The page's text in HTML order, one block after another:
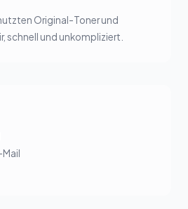
Original-Toner und
schnell und unkompliziert.